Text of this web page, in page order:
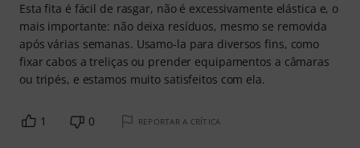
Esta fita é fácil de rasgar, não é excessivamente elástica e, o
mais importante: não deixa resíduos, mesmo se removida
após várias semanas. Usamo-la para diversos fins, como
fixar cabos a treliças ou prender equipamentos a câmaras
ou tripés, e estamos muito satisfeitos com ela.
1 0 REPORTAR A CRÍTICA